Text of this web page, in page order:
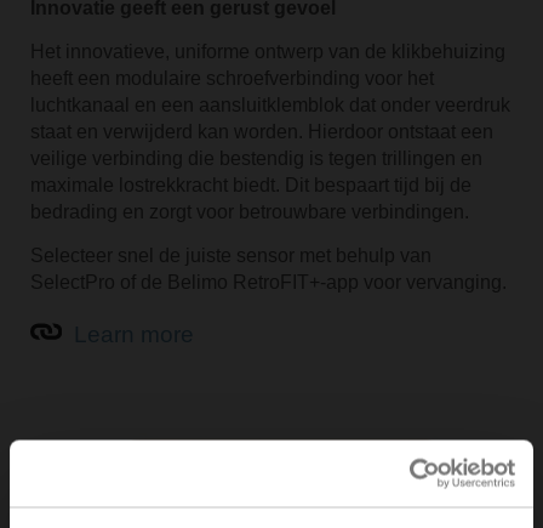
Innovatie geeft een gerust gevoel
Het innovatieve, uniforme ontwerp van de klikbehuizing
heeft een modulaire schroefverbinding voor het
luchtkanaal en een aansluitklemblok dat onder veerdruk
staat en verwijderd kan worden. Hierdoor ontstaat een
veilige verbinding die bestendig is tegen trillingen en
maximale lostrekkracht biedt. Dit bespaart tijd bij de
bedrading en zorgt voor betrouwbare verbindingen.
Selecteer snel de juiste sensor met behulp van
SelectPro of de Belimo RetroFIT+-app voor vervanging.